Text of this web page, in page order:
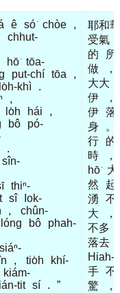
ê só͘ chòe
,
chhut-
hō͘ tōa-
put-chí tōa
,
khì
.
,
lo̍h hái
,
bô
pó-
.
sîn-
thiⁿ-
sî
Iok-
,
chûn-
lóng bô
phah-
siáⁿ-
, tio̍h
khí-
kiám-
tit sí . ”
耶和華
受氣
的
所
做
，
大大
伊
，
伊 落
身
。
行
的
時
，
hō͘
然
起
湧
不
大
，
不多
落去
Hiah-ê
手 不
驚
，